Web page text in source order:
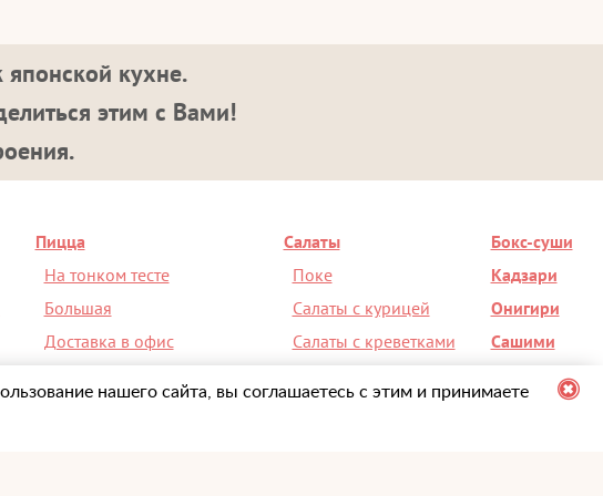
кухне.
этим с Вами!
Пицца Салаты
Бокс-суши
На тонком тесте Поке
Кадзари
Большая Салаты с курицей
Онигири
Доставка в офис Салаты с креветками
Сашими
нашего сайта, вы соглашаетесь с этим и принимаете